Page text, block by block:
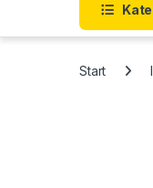
Start